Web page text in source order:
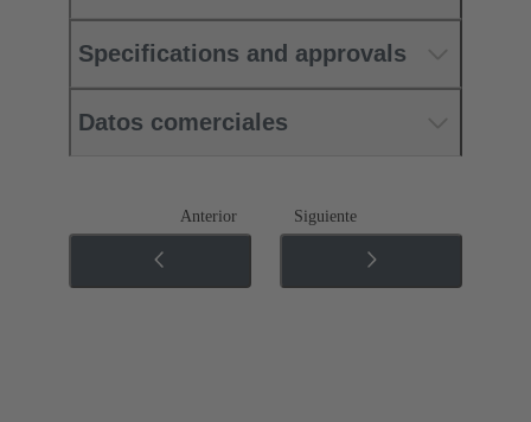
Specifications and approvals
Datos comerciales
Anterior Siguiente